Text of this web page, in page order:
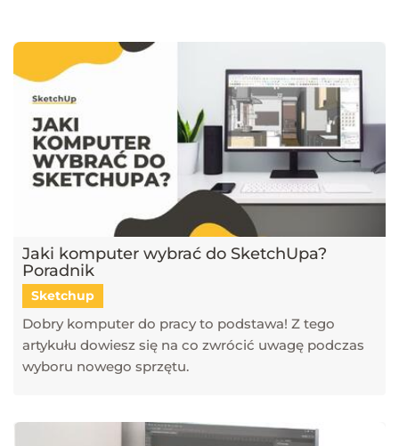
które pomagają tworzyć profesjonalne i fotorealistyczne wizualizacje.
Dowiesz się również, jak sztuczna inteligencja zmienia pracę
projektantów, jakie są najlepsze praktyki w renderingu oraz jak
optymalizować proces projektowy. Śledź nasz blog, aby pozostać na
bieżąco z technologią i rozwijać swoje umiejętności w projektowaniu
przestrzeni i wizualizacji 3D!
Jaki komputer wybrać do SketchUpa?
Poradnik
Sketchup
Dobry komputer do pracy to podstawa! Z tego
artykułu dowiesz się na co zwrócić uwagę podczas
wyboru nowego sprzętu.